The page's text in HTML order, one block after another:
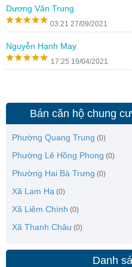
Dương Văn Trung
03:21 27/09/2021
Nguyễn Hạnh May
17:25 19/04/2021
Bán căn hộ chung
Phường Quang Trung (0)
Phường Lê Hồng Phong (0)
Phường Hai Bà Trưng (0)
Xã Lam Hạ (0)
Xã Liêm Chính (0)
Xã Thanh Châu (0)
Danh